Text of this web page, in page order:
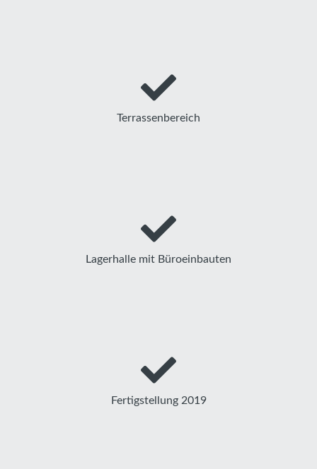
Terrassenbereich
Lagerhalle mit Büroeinbauten
Fertigstellung 2019